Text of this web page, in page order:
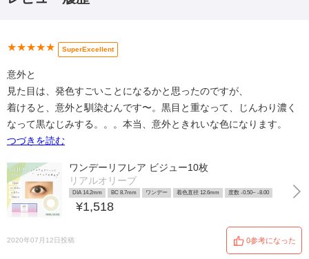
★★★★★ SuperExcellent
意外と
見た目は、発色すごいことになるかと思ったのですが、
着けると、意外と馴染むんです〜。黒目と重なって、じんわり濃く
なって黒なじみする。。。本当、意外ときれいな色になります。
つづきを読む
ワンデーリフレア ビジュー10枚
リアルオリーブ
DIA 14.2mm BC 8.7mm ワンデー 着色直径 12.6mm 度数 -0.50~ -8.00
¥1,518
2020年07月12日投稿 0参考になった